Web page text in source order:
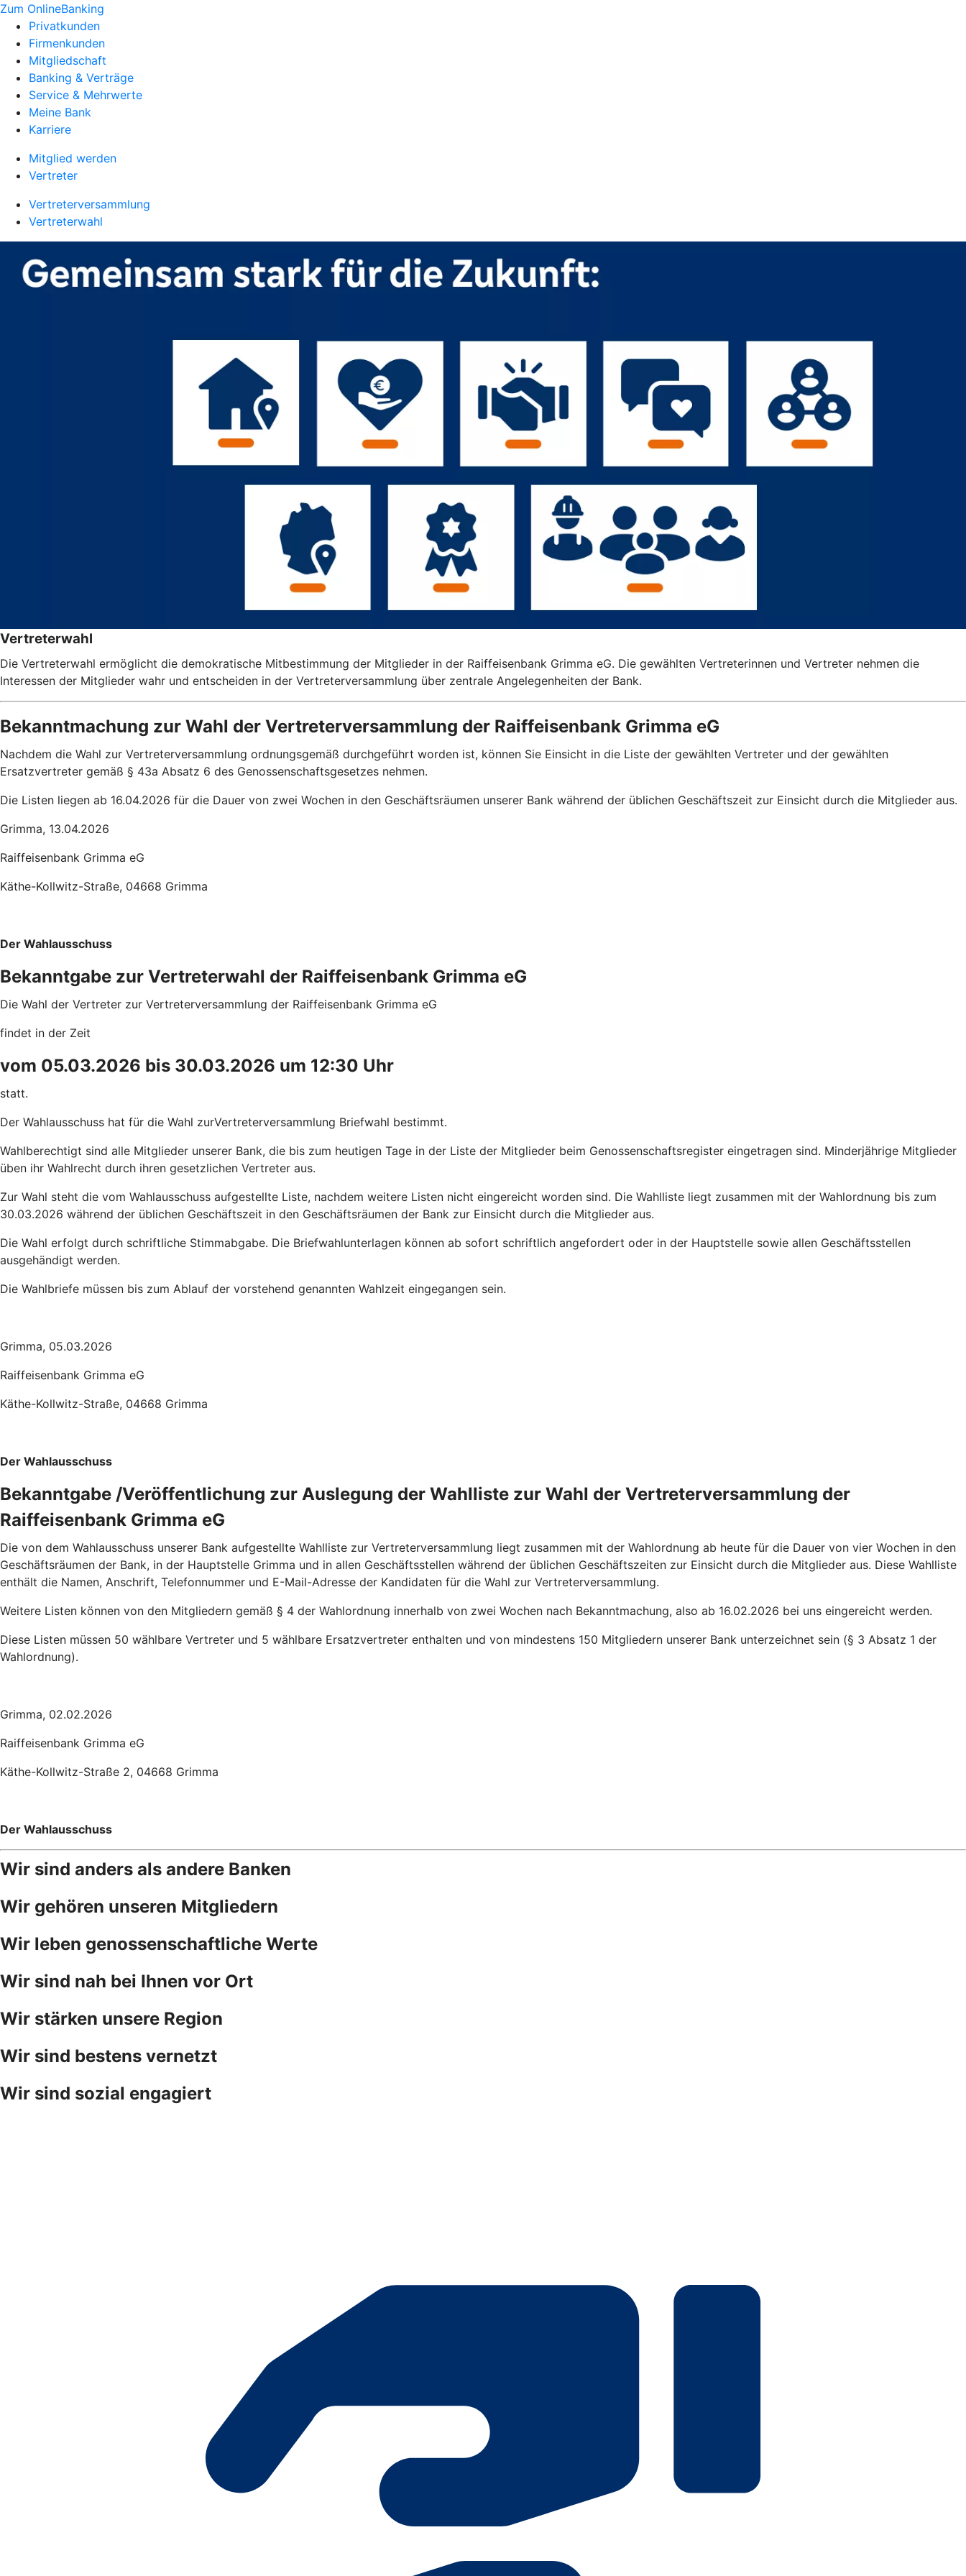
Zum OnlineBanking
Privatkunden
Firmenkunden
Mitgliedschaft
Banking & Verträge
Service & Mehrwerte
Meine Bank
Karriere
Mitglied werden
Vertreter
Vertreterversammlung
Vertreterwahl
Vertreterwahl
Die Vertreterwahl ermöglicht die demokratische Mitbestimmung der Mitglieder in der Raiffeisenbank Grimma eG. Die gewählten Vertreterinnen und Vertreter nehmen die
Interessen der Mitglieder wahr und entscheiden in der Vertreterversammlung über zentrale Angelegenheiten der Bank.
Bekanntmachung zur Wahl der Vertreterversammlung der Raiffeisenbank Grimma eG
Nachdem die Wahl zur Vertreterversammlung ordnungsgemäß durchgeführt worden ist, können Sie Einsicht in die Liste der gewählten Vertreter und der gewählten
Ersatzvertreter gemäß § 43a Absatz 6 des Genossenschaftsgesetzes nehmen.
Die Listen liegen ab 16.04.2026 für die Dauer von zwei Wochen in den Geschäftsräumen unserer Bank während der üblichen Geschäftszeit zur Einsicht durch die Mitglieder aus.
Grimma, 13.04.2026
Raiffeisenbank Grimma eG
Käthe-Kollwitz-Straße, 04668 Grimma
Der Wahlausschuss
Bekanntgabe zur Vertreterwahl der Raiffeisenbank Grimma eG
Die Wahl der Vertreter zur Vertreterversammlung der Raiffeisenbank Grimma eG
findet in der Zeit
vom 05.03.2026 bis 30.03.2026 um 12:30 Uhr
statt.
Der Wahlausschuss hat für die Wahl zurVertreterversammlung Briefwahl bestimmt.
Wahlberechtigt sind alle Mitglieder unserer Bank, die bis zum heutigen Tage in der Liste der Mitglieder beim Genossenschaftsregister eingetragen sind. Minderjährige Mitglieder
üben ihr Wahlrecht durch ihren gesetzlichen Vertreter aus.
Zur Wahl steht die vom Wahlausschuss aufgestellte Liste, nachdem weitere Listen nicht eingereicht worden sind. Die Wahlliste liegt zusammen mit der Wahlordnung bis zum
30.03.2026 während der üblichen Geschäftszeit in den Geschäftsräumen der Bank zur Einsicht durch die Mitglieder aus.
Die Wahl erfolgt durch schriftliche Stimmabgabe. Die Briefwahlunterlagen können ab sofort schriftlich angefordert oder in der Hauptstelle sowie allen Geschäftsstellen
ausgehändigt werden.
Die Wahlbriefe müssen bis zum Ablauf der vorstehend genannten Wahlzeit eingegangen sein.
Grimma, 05.03.2026
Raiffeisenbank Grimma eG
Käthe-Kollwitz-Straße, 04668 Grimma
Der Wahlausschuss
Bekanntgabe /Veröffentlichung zur Auslegung der Wahlliste zur Wahl der Vertreterversammlung der
Raiffeisenbank Grimma eG
Die von dem Wahlausschuss unserer Bank aufgestellte Wahlliste zur Vertreterversammlung liegt zusammen mit der Wahlordnung ab heute für die Dauer von vier Wochen in den
Geschäftsräumen der Bank, in der Hauptstelle Grimma und in allen Geschäftsstellen während der üblichen Geschäftszeiten zur Einsicht durch die Mitglieder aus. Diese Wahlliste
enthält die Namen, Anschrift, Telefonnummer und E-Mail-Adresse der Kandidaten für die Wahl zur Vertreterversammlung.
Weitere Listen können von den Mitgliedern gemäß § 4 der Wahlordnung innerhalb von zwei Wochen nach Bekanntmachung, also ab 16.02.2026 bei uns eingereicht werden.
Diese Listen müssen 50 wählbare Vertreter und 5 wählbare Ersatzvertreter enthalten und von mindestens 150 Mitgliedern unserer Bank unterzeichnet sein (§ 3 Absatz 1 der
Wahlordnung).
Grimma, 02.02.2026
Raiffeisenbank Grimma eG
Käthe-Kollwitz-Straße 2, 04668 Grimma
Der Wahlausschuss
Wir sind anders als andere Banken
Wir gehören unseren Mitgliedern
Wir leben genossenschaftliche Werte
Wir sind nah bei Ihnen vor Ort
Wir stärken unsere Region
Wir sind bestens vernetzt
Wir sind sozial engagiert